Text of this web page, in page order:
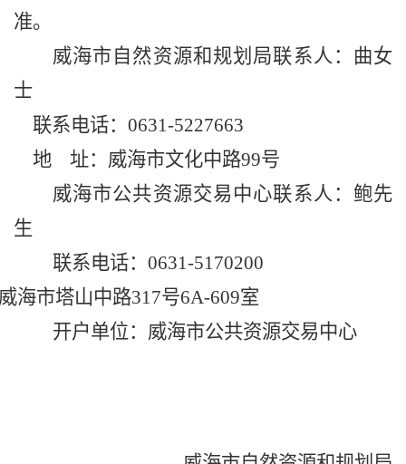
准。
威海市自然资源和规划局联系人： 曲女
士
联系电话：0631-5227663
地
址：威海市文化中路99号
威海市公共资源交易中心联系人：鲍先
生
联系电话： 0631-5170200
海市塔山中路317号6A-609室
开户单位：威海市公共资源交易中心